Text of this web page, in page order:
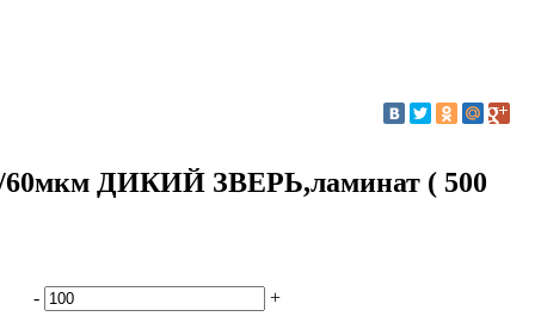
60мкм ДИКИЙ ЗВЕРЬ,ламинат ( 500
- +